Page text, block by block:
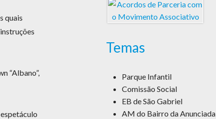
quais
“Albano”,
Temas
Parque Infantil
Comissão Social
EB de São Gabriel
AM do Bairro da Anunciada